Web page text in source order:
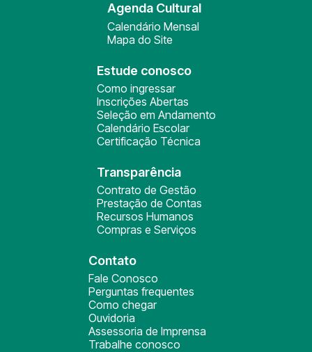
Agenda Cultural
Calendário Mensal
Mapa do Site
Estude conosco
Como ingressar
Inscrições Abertas
Seleção em Andamento
Calendário Escolar
Certificação Técnica
Transparência
Contrato de Gestão
Prestação de Contas
Recursos Humanos
Compras e Serviços
Contato
Fale Conosco
Perguntas frequentes
Como chegar
Ouvidoria
Assessoria de Imprensa
Trabalhe conosco